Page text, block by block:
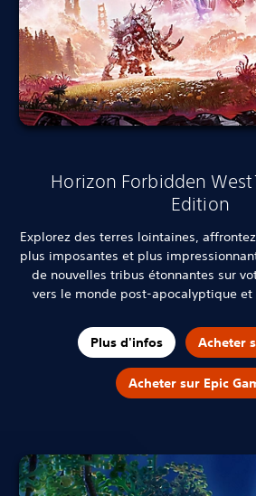
Horizon Forbidden
Edition
Explorez des terres lointaines,
plus imposantes et plus
de nouvelles tribus étonnantes sur
vers le monde post-apocalyptique
Plus d'infos Acheter
Acheter sur Epic